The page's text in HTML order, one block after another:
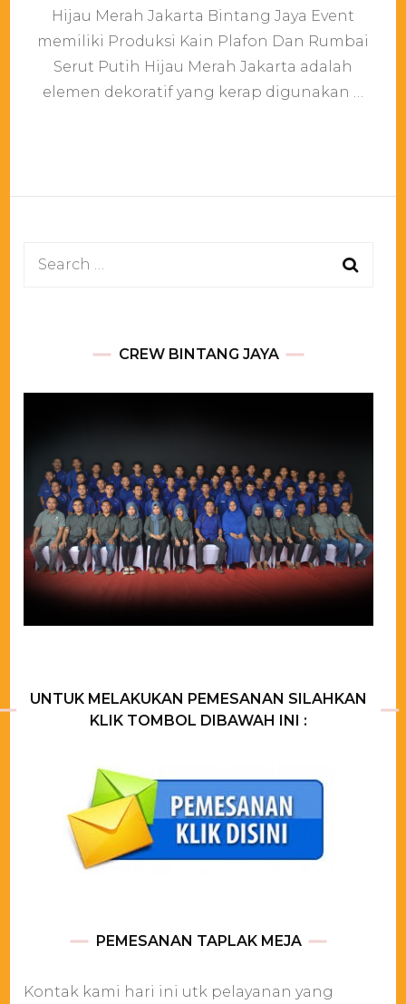
Plafon
Rumbai
Serut
Hijau
Hijau Merah Jakarta Bintang Jaya Event
memiliki Produksi Kain Plafon Dan Rumbai
Serut Putih Hijau Merah Jakarta adalah
elemen dekoratif yang kerap digunakan …
Search
CREW BINTANG JAYA
UNTUK MELAKUKAN PEMESANAN SILAHKAN
KLIK TOMBOL DIBAWAH INI :
PEMESANAN TAPLAK MEJA
Kontak kami hari ini utk pelayanan yang